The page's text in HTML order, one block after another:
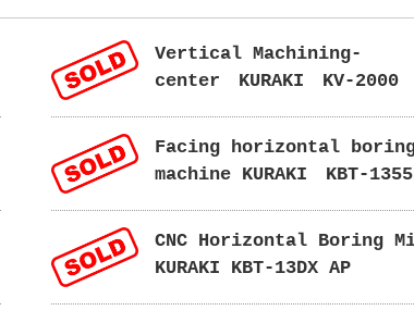
Vertical Machining-
center KURAKI KV-2000
Facing horizontal
machine KURAKI KBT-
CNC Horizontal Boring
KURAKI KBT-13DX AP